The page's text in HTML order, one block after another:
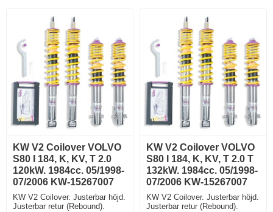
KW V2 Coilover VOLVO
S80 I 184, K, KV, T 2.0
120kW. 1984cc. 05/1998-
07/2006 KW-15267007
KW V2 Coilover. Justerbar höjd.
Justerbar retur (Rebound).
KW V2 Coilover VOLVO
S80 I 184, K, KV, T 2.0 T
132kW. 1984cc. 05/1998-
07/2006 KW-15267007
KW V2 Coilover. Justerbar höjd.
Justerbar retur (Rebound).